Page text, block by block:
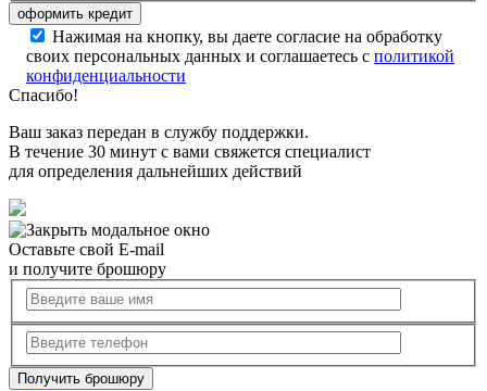
Нажимая на кнопку, вы даете согласие на обработку
своих персональных данных и соглашаетесь с политикой
конфиденциальности
Спасибо!
Ваш заказ передан в службу поддержки.
В течение 30 минут с вами свяжется специалист
для определения дальнейших действий
Оставьте свой E-mail
и получите брошюру